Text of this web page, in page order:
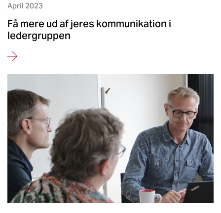
April 2023
Få mere ud af jeres kommunikation i
ledergruppen